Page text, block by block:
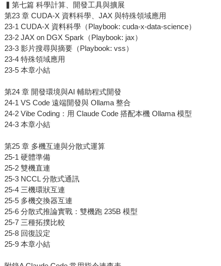
▍第七篇 科學計算、開發工具與擴展
第23 章 CUDA-X 資料科學、JAX 與特殊領域應用
23-1 CUDA-X 資料科學（Playbook: cuda-x-data-science）
23-2 JAX on DGX Spark（Playbook: jax）
23-3 影片搜尋與摘要（Playbook: vss）
23-4 特殊領域應用
23-5 本章小結
第24 章 開發環境與AI 輔助程式開發
24-1 VS Code 遠端開發與 Ollama 整合
24-2 Vibe Coding：用 Claude Code 搭配本機 Ollama 模型
24-3 本章小結
第25 章 多機互連與分散式運算
25-1 硬體準備
25-2 雙機直連
25-3 NCCL 分散式通訊
25-4 三機環狀互連
25-5 多機交換器互連
25-6 分散式推論實戰：雙機跑 235B 模型
25-7 三種拓撲比較
25-8 回復設定
25-9 本章小結